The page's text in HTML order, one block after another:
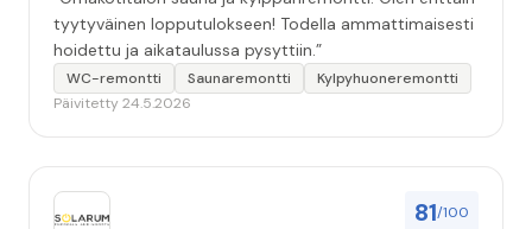
tyytyväinen lopputulokseen! Todella ammattimaisesti
hoidettu ja aikataulussa pysyttiin.”
WC-remontti Saunaremontti
Kylpyhuoneremontti
Päivitetty 24.5.2026
81/100